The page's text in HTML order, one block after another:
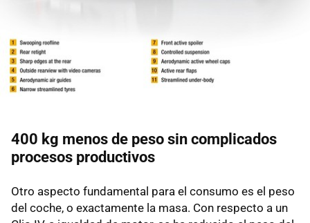
400 kg menos de peso sin complicados
procesos productivos
Otro aspecto fundamental para el consumo es el peso
del coche, o exactamente la masa. Con respecto a un